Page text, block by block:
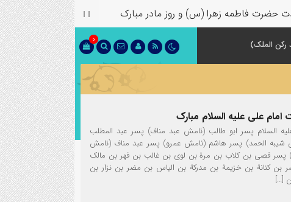
فاطمه زهرا (س) و روز مادر مبارک
الملک) 0
امام علی علیه السلام مبارک
السلام پسر ابو طالب (نامش عبد مناف) پسر عبد المطلب
شیبه الحمد) پسر هاشم (نامش عمرو) پسر عبد مناف (نامش
پسر قصی بن کلاب بن مرة بن لوی بن غالب بن فهر بن مالک
بن کنانة بن خزیمة بن مدرکة بن الیاس بن مضر بن نزار بن
[…]